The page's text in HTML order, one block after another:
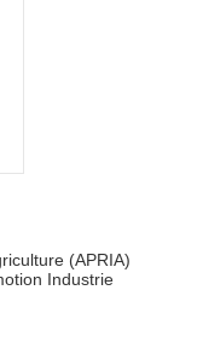
(APRIA)
Industrie